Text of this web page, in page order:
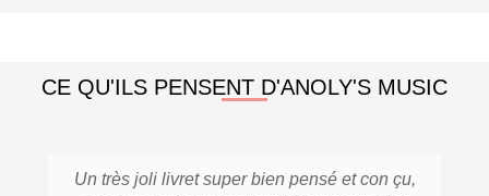
CE QU'ILS PENSENT D'ANOLY'S MUSIC
Un très joli livret super bien pensé et con çu,